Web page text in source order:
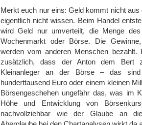
Merkt euch nur eins: Geld kommt nicht
eigentlich nicht wissen. Beim Handel
wird Geld nur umverteilt, die Menge
Wochenmarkt oder Börse. Die
werden vom anderen Menschen bezahlt.
zusätzlich, dass der Anton dem Bert
Kleinanleger an der Börse – das
hunderttausend Euro oder einem kleinen
Börsengeschehen ungefähr das, was im
Höhe und Entwicklung von
nachvollziehbar wie der Glaube an